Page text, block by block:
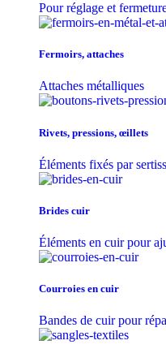
Pour réglage et
Fermoirs, attaches
Attaches métalliques
Rivets, pressions, œillets
Éléments fixés par
Brides cuir
Éléments en cuir pour
Courroies en cuir
Bandes de cuir pour